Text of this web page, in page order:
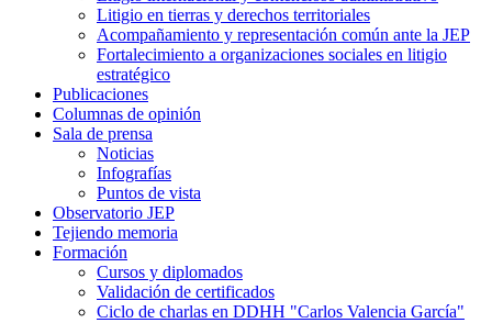
Litigio en tierras y derechos territoriales
Acompañamiento y representación común ante la JEP
Fortalecimiento a organizaciones sociales en litigio
estratégico
Publicaciones
Columnas de opinión
Sala de prensa
Noticias
Infografías
Puntos de vista
Observatorio JEP
Tejiendo memoria
Formación
Cursos y diplomados
Validación de certificados
Ciclo de charlas en DDHH "Carlos Valencia García"